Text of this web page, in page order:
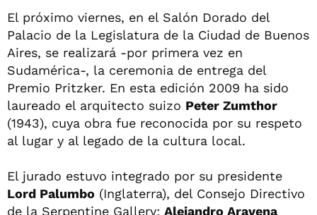
El próximo viernes, en el Salón Dorado del
Palacio de la Legislatura de la Ciudad de Buenos
Aires, se realizará -por primera vez en
Sudamérica-, la ceremonia de entrega del
Premio Pritzker. En esta edición 2009 ha sido
laureado el arquitecto suizo Peter Zumthor
(1943), cuya obra fue reconocida por su respeto
al lugar y al legado de la cultura local.
El jurado estuvo integrado por su presidente
Lord Palumbo (Inglaterra), del Consejo Directivo
de la Serpentine Gallery; Alejandro Aravena